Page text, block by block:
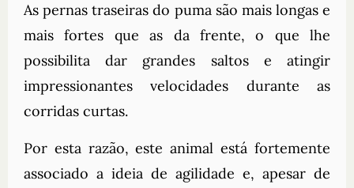
As pernas traseiras do puma são mais longas e
mais fortes que as da frente, o que lhe
possibilita dar grandes saltos e atingir
impressionantes velocidades durante as
corridas curtas.
Por esta razão, este animal está fortemente
associado a ideia de agilidade e, apesar de